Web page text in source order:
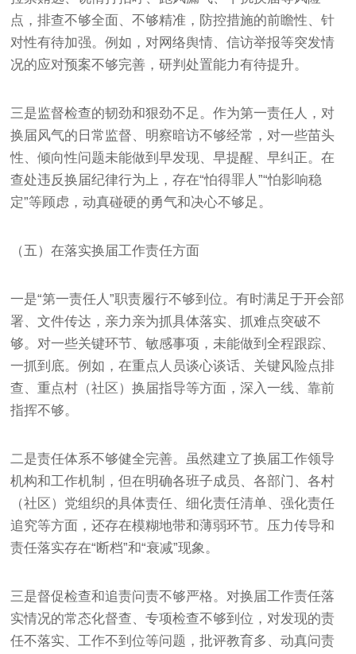
点，排查不够全面、不够精准，防控措施的前瞻性、针
对性有待加强。例如，对网络舆情、信访举报等突发情
况的应对预案不够完善，研判处置能力有待提升。
三是监督检查的韧劲和狠劲不足。作为第一责任人，对
换届风气的日常监督、明察暗访不够经常，对一些苗头
性、倾向性问题未能做到早发现、早提醒、早纠正。在
查处违反换届纪律行为上，存在“怕得罪人”“怕影响稳
定”等顾虑，动真碰硬的勇气和决心不够足。
（五）在落实换届工作责任方面
一是“第一责任人”职责履行不够到位。有时满足于开会部
署、文件传达，亲力亲为抓具体落实、抓难点突破不
够。对一些关键环节、敏感事项，未能做到全程跟踪、
一抓到底。例如，在重点人员谈心谈话、关键风险点排
查、重点村（社区）换届指导等方面，深入一线、靠前
指挥不够。
二是责任体系不够健全完善。虽然建立了换届工作领导
机构和工作机制，但在明确各班子成员、各部门、各村
（社区）党组织的具体责任、细化责任清单、强化责任
追究等方面，还存在模糊地带和薄弱环节。压力传导和
责任落实存在“断档”和“衰减”现象。
三是督促检查和追责问责不够严格。对换届工作责任落
实情况的常态化督查、专项检查不够到位，对发现的责
任不落实、工作不到位等问题，批评教育多、动真问责